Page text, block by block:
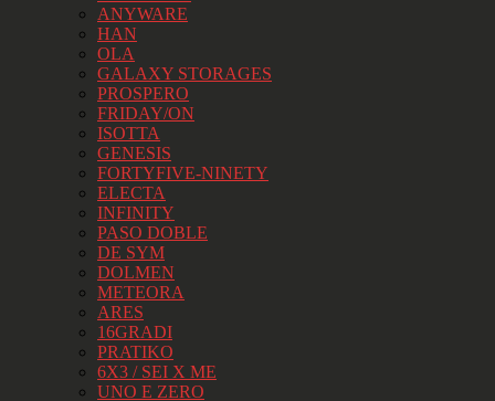
ANYWARE
HAN
OLA
GALAXY STORAGES
PROSPERO
FRIDAY/ON
ISOTTA
GENESIS
FORTYFIVE-NINETY
ELECTA
INFINITY
PASO DOBLE
DE SYM
DOLMEN
METEORA
ARES
16GRADI
PRATIKO
6X3 / SEI X ME
UNO E ZERO